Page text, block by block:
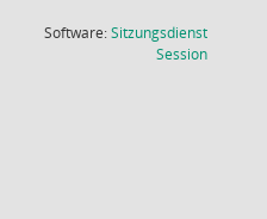
Software:Sitzungsdienst
Session(Wird in